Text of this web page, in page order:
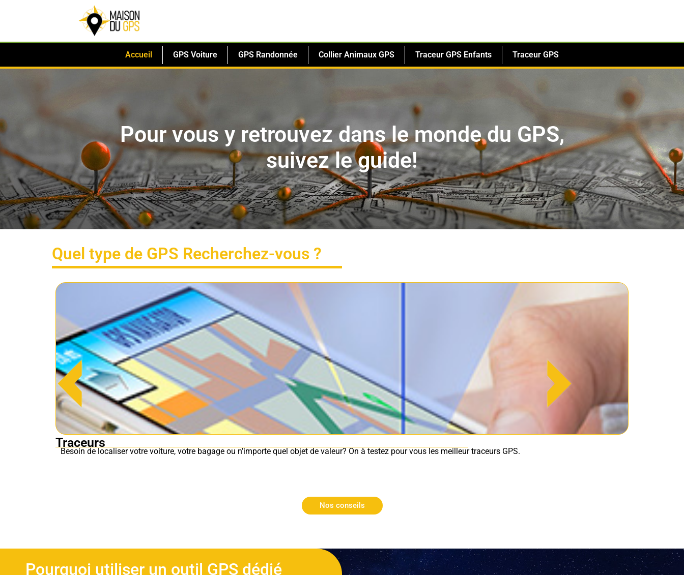
Accueil GPS Voiture GPS Randonnée Collier Animaux GPS Traceur GPS Enfants Traceur GPS
Pour vous y retrouvez dans le monde du GPS,
suivez le guide!
Quel type de GPS Recherchez-vous ?
Traceurs
Besoin de localiser votre voiture, votre bagage ou n’importe quel objet de valeur? On à testez pour vous les meilleur traceurs GPS.
Nos conseils
Pourquoi utiliser un outil GPS dédié